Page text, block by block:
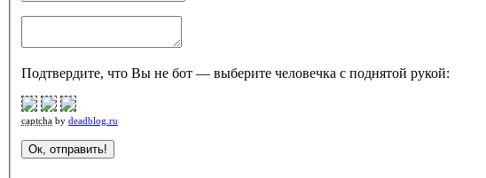
Подтвердите, что Вы не бот — выберите человечка с поднятой рукой:
captcha by deadblog.ru